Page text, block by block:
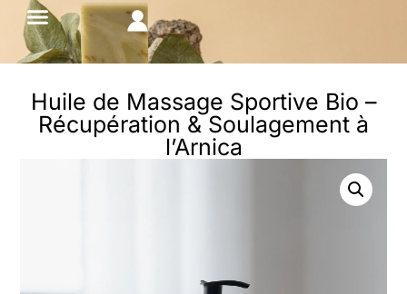
Huile de Massage Sportive Bio –
Récupération & Soulagement à
l’Arnica